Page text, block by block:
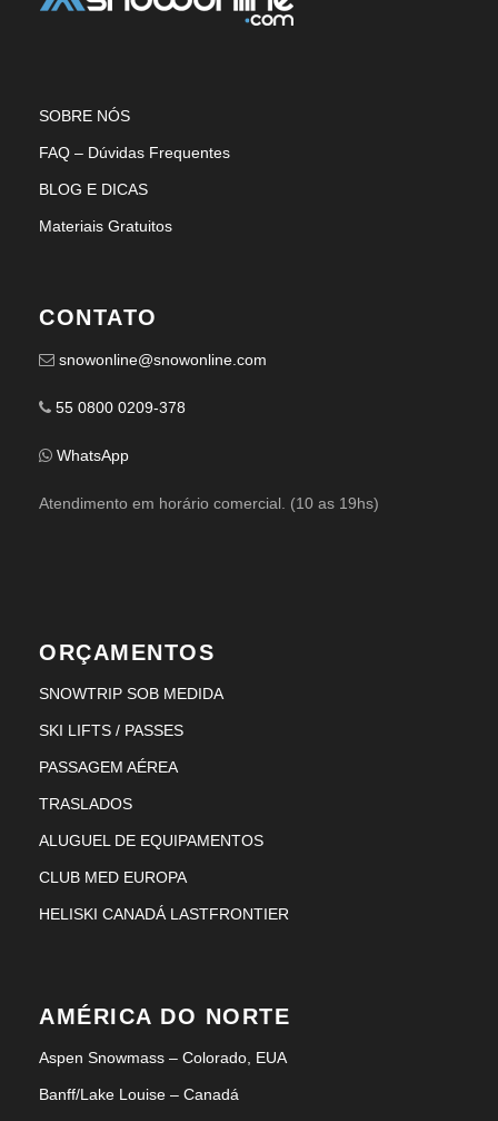
SOBRE NÓS
FAQ – Dúvidas Frequentes
BLOG E DICAS
Materiais Gratuitos
CONTATO
snowonline@snowonline.com
55 0800 0209-378
WhatsApp
Atendimento em horário comercial. (10 as 19hs)
ORÇAMENTOS
SNOWTRIP SOB MEDIDA
SKI LIFTS / PASSES
PASSAGEM AÉREA
TRASLADOS
ALUGUEL DE EQUIPAMENTOS
CLUB MED EUROPA
HELISKI CANADÁ LASTFRONTIER
AMÉRICA DO NORTE
Aspen Snowmass – Colorado, EUA
Banff/Lake Louise – Canadá